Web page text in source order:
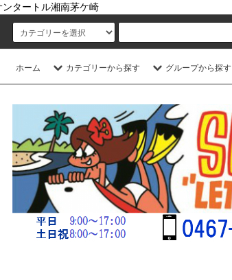
タートル湘南茅ケ崎
ホーム カテゴリーから探す グループから探す